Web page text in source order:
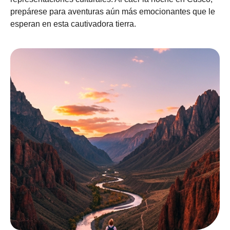
prepárese para aventuras aún más emocionantes que le
esperan en esta cautivadora tierra.